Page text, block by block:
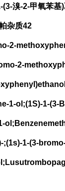
溴-2-甲氧苯基
杂质42
2-
2-
1-ol;(1S)-1-(3-
1-(3-